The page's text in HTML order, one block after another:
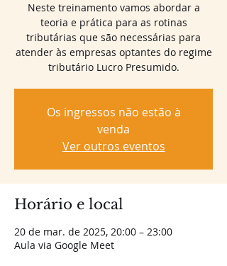
Neste treinamento vamos abordar a
teoria e prática para as rotinas
tributárias que são necessárias para
atender às empresas optantes do regime
tributário Lucro Presumido.
Os ingressos não estão à
venda
Ver outros eventos
Horário e local
20 de mar. de 2025, 20:00 – 23:00
Aula via Google Meet